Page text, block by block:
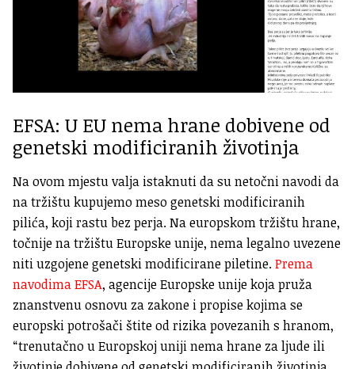
EFSA: U EU nema hrane dobivene od
genetski modificiranih životinja
Na ovom mjestu valja istaknuti da su netočni navodi da
na tržištu kupujemo meso genetski modificiranih
pilića, koji rastu bez perja. Na europskom tržištu hrane,
točnije na tržištu Europske unije, nema legalno uvezene
niti uzgojene genetski modificirane piletine.Prema
navodima EFSA, agencije Europske unije koja pruža
znanstvenu osnovu za zakone i propise kojima se
europski potrošači štite od rizika povezanih s hranom,
“trenutačno u Europskoj uniji nema hrane za ljude ili